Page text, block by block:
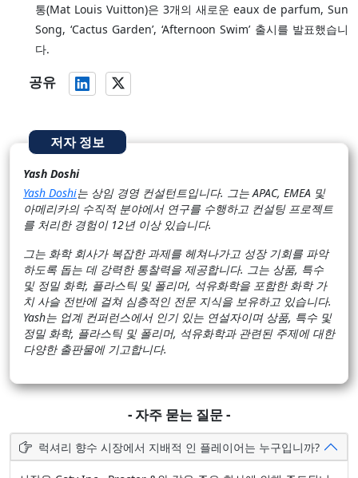
통(Mat Louis Vuitton)은 3개의 새로운 eaux de parfum, Sun
Song, ‘Cactus Garden’, ‘Afternoon Swim’ 출시를 발표했습니
다.
공유
저자 정보
Yash Doshi
Yash Doshi는 상임 경영 컨설턴트입니다. 그는 APAC, EMEA 및
아메리카의 수직적 분야에서 연구를 수행하고 컨설팅 프로젝트
를 처리한 경험이 12년 이상 있습니다.
그는 화학 회사가 복잡한 과제를 헤쳐나가고 성장 기회를 파악
하도록 돕는 데 강력한 통찰력을 제공합니다. 그는 상품, 특수
및 정밀 화학, 플라스틱 및 폴리머, 석유화학을 포함한 화학 가
치 사슬 전반에 걸쳐 심층적인 전문 지식을 보유하고 있습니다.
Yash는 업계 컨퍼런스에서 인기 있는 연설자이며 상품, 특수 및
정밀 화학, 플라스틱 및 폴리머, 석유화학과 관련된 주제에 대한
다양한 출판물에 기고합니다.
- 자주 묻는 질문 -
럭셔리 향수 시장에서 지배적 인 플레이어는 누구입니까?